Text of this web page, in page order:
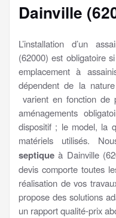
Dainville
L’installation d’un
(62000) est obligatoire
emplacement à
dépendent de la
varient en fonction de
aménagements
dispositif ; le model, la
matériels utilisés.
septique à Dainville
devis comporte toutes
réalisation de vos
propose des solutions
un rapport qualité-prix